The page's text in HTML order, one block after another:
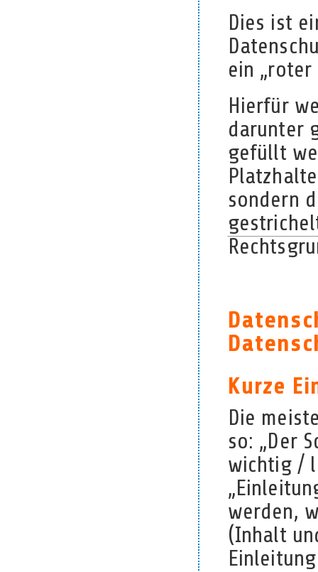
Dies ist
ein
Hierfür
darunter
gefüllt
sondern
Kurze
Die
so: „Der
wichtig /
werden,
(Inhalt